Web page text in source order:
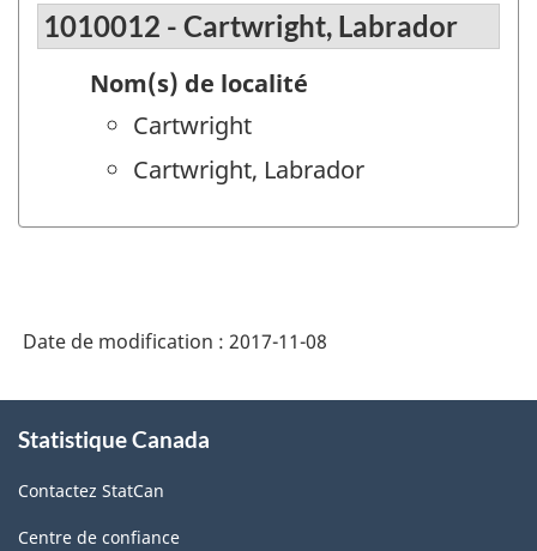
1010012 - Cartwright, Labrador
Nom(s) de localité
Cartwright
Cartwright, Labrador
Date de modification : 2017-11-08
propos
ce
site
Statistique Canada
Contactez StatCan
Centre de confiance